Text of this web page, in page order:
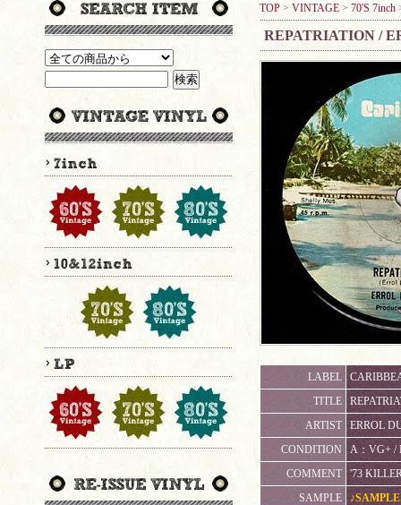
TOP > VINTAGE > 70'S 7inch
REPATRIATION /
LABEL
TITLE
ARTIST
ERROL
CONDITION
A：VG+ /
COMMENT
'73
SAMPLE
♪SAMPLE